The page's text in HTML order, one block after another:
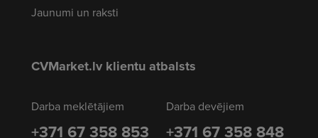
Jaunumi un raksti
CVMarket.lv klientu atbalsts
Darba meklētājiem
+371 67 358 853
Darba devējiem
+371 67 358 848